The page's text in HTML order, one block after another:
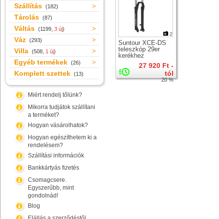
Szállítás (182)
Tárolás (87)
Váltás (1199, 3 új)
Váz (293)
Villa (508, 1 új)
Egyéb termékek (26)
Komplett szettek (13)
Miért rendelj tőlünk?
Mikorra tudjátok szállítani
a terméket?
Hogyan vásárolhatok?
Hogyan egészíthetem ki a
rendelésem?
Szállítási információk
Bankkártyás fizetés
Csomagcsere.
Egyszerűbb, mint
gondolnád!
Blog
2
Suntour XCE-DS
teleszkóp 29er
kerékhez
27 920 Ft -
tól
20 %